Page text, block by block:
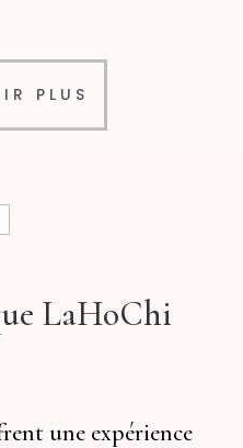
PLUS
LaHoChi
une expérience